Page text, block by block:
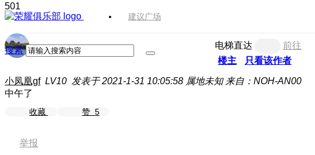
建议广场
搜索
501
电梯直达
前往
楼主
只看该作者
小凤凰gf LV10 发表于 2021-1-31 10:05:58 属地未知 来自：NOH-AN00
中午了
收藏 赞 5
举报